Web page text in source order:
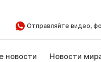
Отправляйте видео,
новости Новости